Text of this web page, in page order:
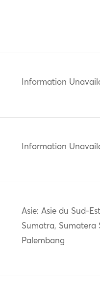
Information
Information
Asie: Asie du Sud-
Sumatra, Sumatera
Palembang